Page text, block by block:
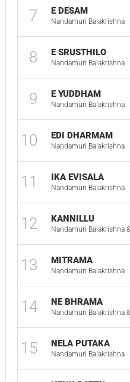
7 E DESAM
Nandamuri Balakrishna
8 E SRUSTHILO
Nandamuri Balakrishna
9 E YUDDHAM
Nandamuri Balakrishna
10 EDI DHARMAM
Nandamuri Balakrishna
11 IKA EVISALA
Nandamuri Balakrishna
12 KANNILLU
Nandamuri Balakrishna
13 MITRAMA
Nandamuri Balakrishna
14 NE BHRAMA
Nandamuri Balakrishna
15 NELA PUTAKA
Nandamuri Balakrishna